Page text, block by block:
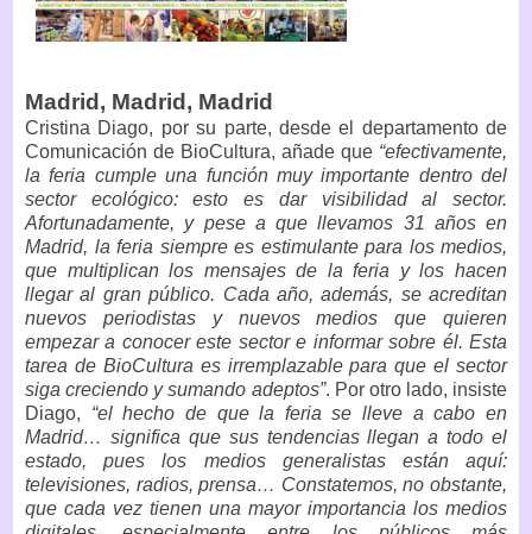
Madrid, Madrid, Madrid
Cristina Diago, por su parte, desde el departamento de
Comunicación de BioCultura, añade que “efectivamente,
la feria cumple una función muy importante dentro del
sector ecológico: esto es dar visibilidad al sector.
Afortunadamente, y pese a que llevamos 31 años en
Madrid, la feria siempre es estimulante para los medios,
que multiplican los mensajes de la feria y los hacen
llegar al gran público. Cada año, además, se acreditan
nuevos periodistas y nuevos medios que quieren
empezar a conocer este sector e informar sobre él. Esta
tarea de BioCultura es irremplazable para que el sector
siga creciendo y sumando adeptos”. Por otro lado, insiste
Diago, “el hecho de que la feria se lleve a cabo en
Madrid… significa que sus tendencias llegan a todo el
estado, pues los medios generalistas están aquí:
televisiones, radios, prensa… Constatemos, no obstante,
que cada vez tienen una mayor importancia los medios